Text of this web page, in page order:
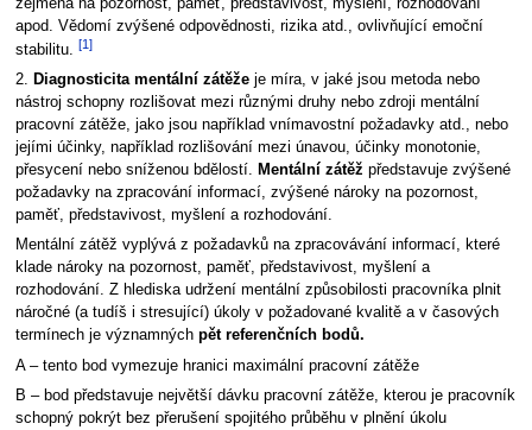
apod. Vědomí zvýšené odpovědnosti, rizika atd., ovlivňující emoční
stabilitu.
[1]
2. Diagnosticita mentální zátěžeje míra, v jaké jsou metoda nebo
nástroj schopny rozlišovat mezi různými druhy nebo zdroji mentální
pracovní zátěže, jako jsou například vnímavostní požadavky atd., nebo
jejími účinky, například rozlišování mezi únavou, účinky monotonie,
přesycení nebo sníženou bdělostí. Mentální zátěž představuje zvýšené
požadavky na zpracování informací, zvýšené nároky na pozornost,
paměť, představivost, myšlení a rozhodování.
Mentální zátěž vyplývá z požadavků na zpracovávání informací, které
klade nároky na pozornost, paměť, představivost, myšlení a
rozhodování. Z hlediska udržení mentální způsobilosti pracovníka plnit
náročné (a tudíš i stresující) úkoly v požadované kvalitě a v časových
termínech je významných pět referenčních bodů.
A – tento bod vymezuje hranici maximální pracovní zátěže
B – bod představuje největší dávku pracovní zátěže, kterou je pracovník
schopný pokrýt bez přerušení spojitého průběhu v plnění úkolu